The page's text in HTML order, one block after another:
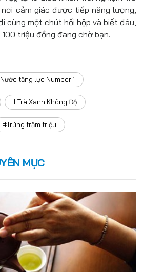
cảm giác được tiếp năng lượng,
cùng một chút hồi hộp và biết đâu,
triệu đồng đang chờ bạn.
tăng lực Number 1
#Trà Xanh Không Độ
#Trúng trăm triệu
MỤC